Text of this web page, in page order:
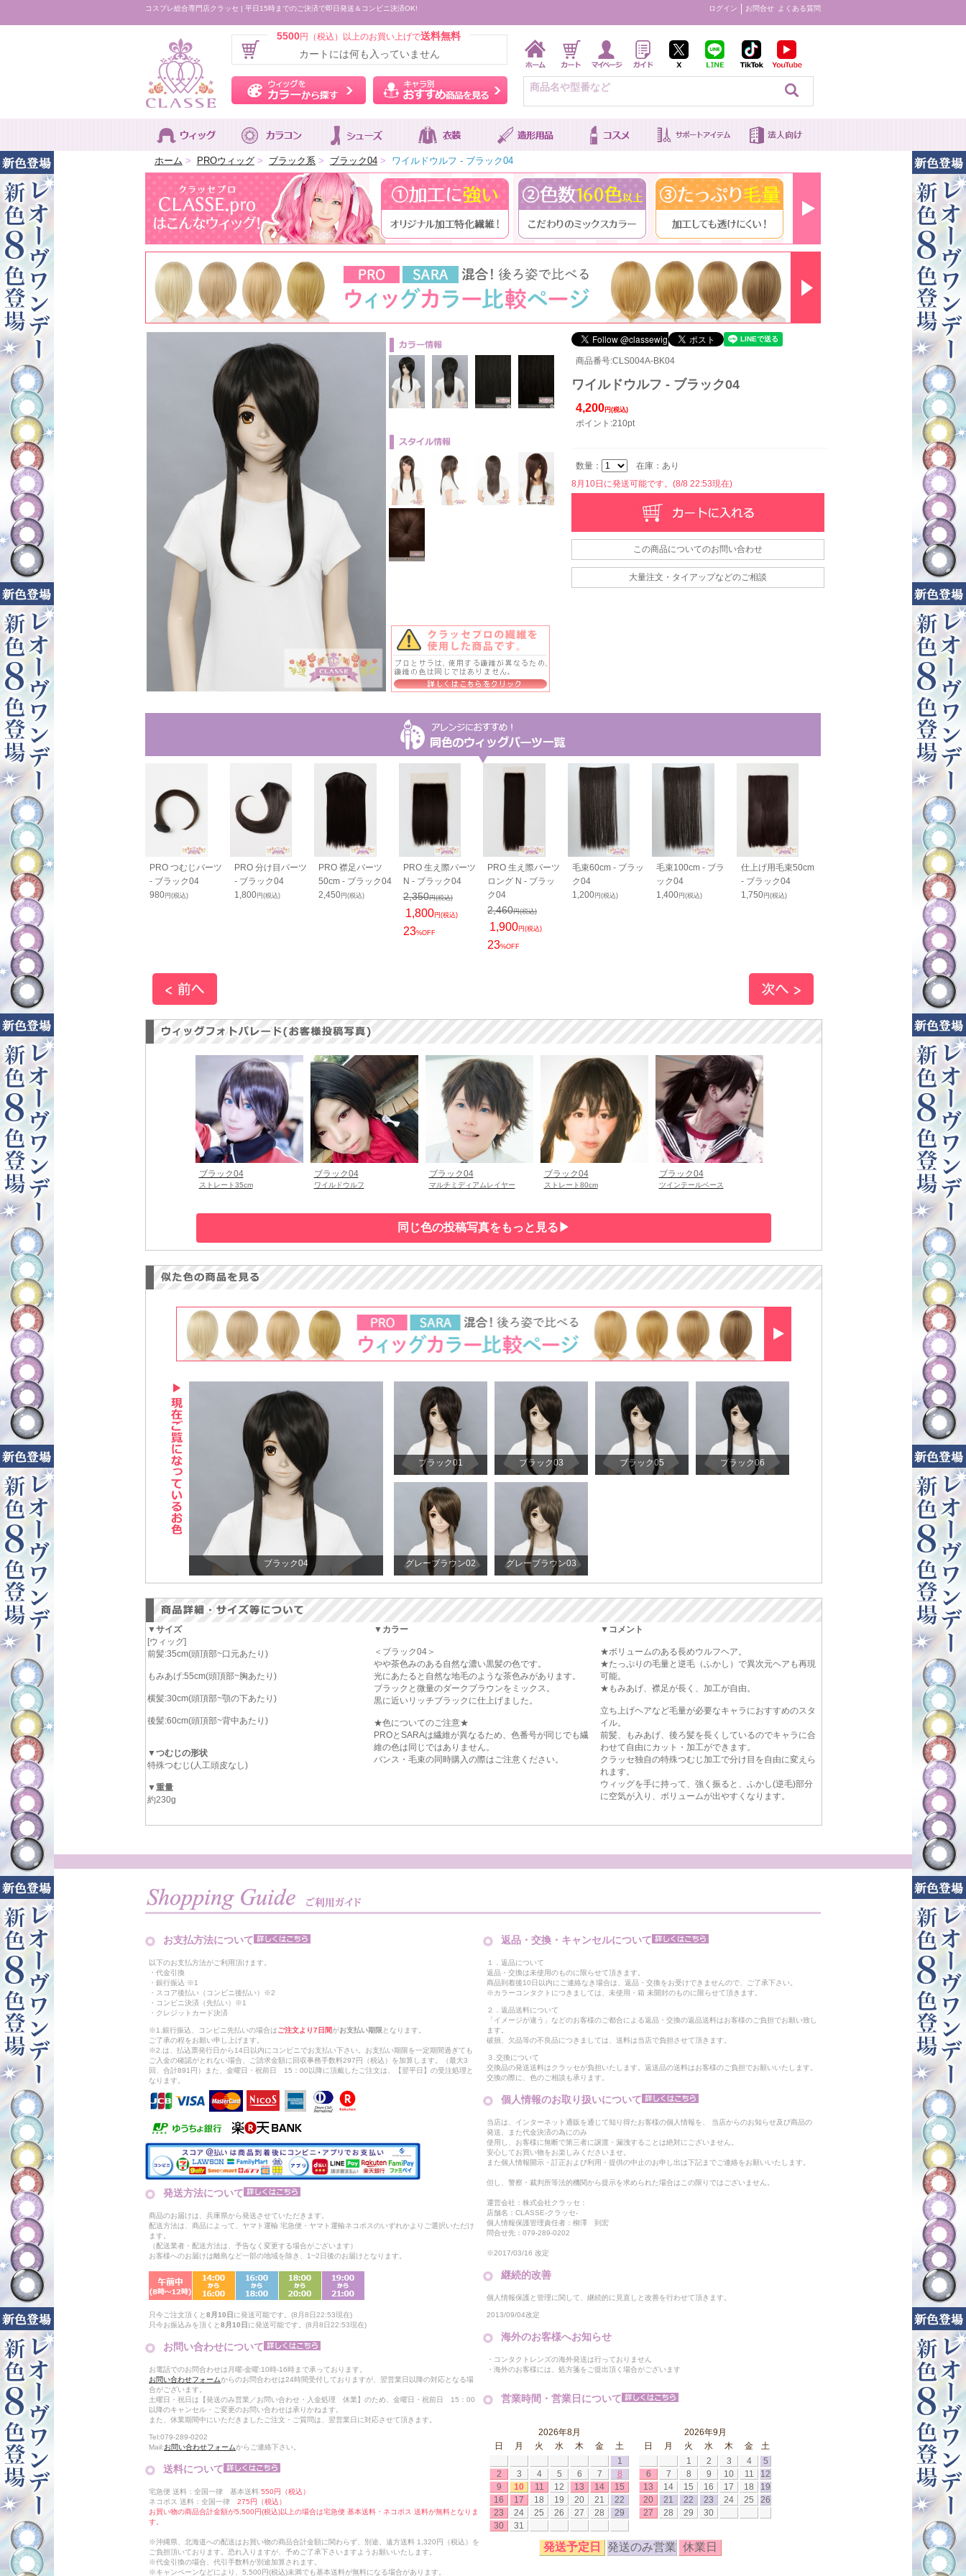
コスプレ総合専門店クラッセ | 平日15時までのご決済で即日発送＆コンビニ決済OK! ログイン お問合せ よくある質問
5500円（税込）以上のお買い上げで送料無料
カートには何も入っていません
ウィッグをカラーから探す キャラ別おすすめ商品を見る
ホーム > PROウィッグ > ブラック系 > ブラック04 > ワイルドウルフ - ブラック04
商品番号:CLS004A-BK04
ワイルドウルフ - ブラック04
4,200 円(税込)
ポイント:210pt
数量：
在庫：あり
8月10日に発送可能です。(8/8 22:53現在)
この商品についてのお問い合わせ
大量注文・タイアップなどのご相談
バンス80cm
ック04
円(税込)
PRO つむじパーツ
- ブラック04
980円(税込)
PRO 分け目パーツ
- ブラック04
1,800円(税込)
PRO 襟足パーツ
50cm - ブラック04
2,450円(税込)
PRO 生え際パーツ
N - ブラック04
2,350円(税込)
1,800円(税込)
23%OFF
PRO 生え際パーツ
ロング N - ブラッ
ク04
2,460円(税込)
1,900円(税込)
23%OFF
毛束60cm - ブラッ
ク04
1,200円(税込)
毛束100cm - ブラ
ック04
1,400円(税込)
仕上げ用毛束50cm
- ブラック04
1,750円(税込)
バンス40cm -
ック04
1,800円(税込)
ブラック04
ストレート35cm
ブラック04
ワイルドウルフ
ブラック04
マルチミディアムレイヤー
ブラック04
ストレート80cm
ブラック04
ツインテールベース
ブラック04
ブラック01 ブラック03 ブラック05 ブラック06
グレーブラウン02 グレーブラウン03
▼サイズ
[ウィッグ]
前髪:35cm(頭頂部~口元あたり)
もみあげ:55cm(頭頂部~胸あたり)
横髪:30cm(頭頂部~顎の下あたり)
後髪:60cm(頭頂部~背中あたり)
▼つむじの形状
特殊つむじ(人工頭皮なし)
▼重量
約230g
▼カラー
＜ブラック04＞
やや茶色みのある自然な濃い黒髪の色です。
光にあたると自然な地毛のような茶色みがあります。
ブラックと微量のダークブラウンをミックス。
黒に近いリッチブラックに仕上げました。
★色についてのご注意★
PROとSARAは繊維が異なるため、色番号が同じでも繊
維の色は同じではありません。
バンス・毛束の同時購入の際はご注意ください。
▼コメント
★ボリュームのある長めウルフヘア。
★たっぷりの毛量と逆毛（ふかし）で異次元ヘアも再現
可能。
★もみあげ、襟足が長く、加工が自由。
立ち上げヘアなど毛量が必要なキャラにおすすめのスタ
イル。
前髪、もみあげ、後ろ髪を長くしているのでキャラに合
わせて自由にカット・加工ができます。
クラッセ独自の特殊つむじ加工で分け目を自由に変えら
れます。
ウィッグを手に持って、強く振ると、ふかし(逆毛)部分
に空気が入り、ボリュームが出やすくなります。
お支払方法について
以下のお支払方法がご利用頂けます。
・代金引換
・銀行振込 ※1
・スコア後払い（コンビニ後払い）※2
・コンビニ決済（先払い）※1
・クレジットカード決済
※1.銀行振込、コンビニ先払いの場合はご注文より7日間がお支払い期限 となります。
ご了承の程をお願い申し上げます。
※2.は、払込票発行日から14日以内にコンビニでお支払い下さい。お支払い期限を一定期間過ぎても
ご入金の確認がとれない場合、ご請求金額に回収事務手数料297円（税込）を加算します。（最大3
回、合計891円）また、金曜日・祝前日 15：00以降に頂戴したご注文は、【翌平日】の受注処理と
なります。
発送方法について
商品のお届けは、兵庫県から発送させていただきます。
配送方法は、商品によって、ヤマト運輸 宅急便・ヤマト運輸ネコポスのいずれかよりご選択いただけ
ます。
（配送業者・配送方法は、予告なく変更する場合がございます）
お客様へのお届けは離島など一部の地域を除き、1~2日後のお届けとなります。
只今ご注文頂くと8月10日 に発送可能です。(8月8日22:53現在)
只今お振込みを頂くと8月10日 に発送可能です。(8月8日22:53現在)
お問い合わせについて
お電話でのお問合わせは月曜-金曜:10時-16時まで承っております。
お問い合わせフォームからのお問合わせは24時間受付しておりますが、翌営業日以降の対応となる場
合がございます。
土曜日・祝日は【発送のみ営業／お問い合わせ・入金処理 休業】のため、金曜日・祝前日 15：00
以降のキャンセル・ご変更のお問い合わせは承りかねます。
また、休業期間中にいただきましたご注文・ご質問は、翌営業日に対応させて頂きます。
Tel:079-289-0202
Mail:お問い合わせフォームからご連絡下さい。
送料について
宅急便 送料：全国一律 基本送料 550円（税込）
ネコポス 送料：全国一律 275円（税込）
お買い物の商品合計金額が5,500円(税込)以上の場合は宅急便 基本送料・ネコポス 送料が無料となりま
す。
※沖縄県、北海道への配送はお買い物の商品合計金額に関わらず、別途、遠方送料 1,320円（税込）を
ご負担頂いております。恐れ入りますが、予めご了承下さいますようお願いいたします。
※代金引換の場合、代引手数料が別途加算されます。
※キャンペーンなどにより、5,500円(税込)未満でも基本送料が無料になる場合があります。
返品・交換・キャンセルについて
１．返品について
返品・交換は未使用のものに限らせて頂きます。
商品到着後10日以内にご連絡なき場合は、返品・交換をお受けできませんので、ご了承下さい。
※カラーコンタクトにつきましては、未使用・箱 未開封のものに限らせて頂きます。
２．返品送料について
「イメージが違う」などのお客様のご都合による返品・交換の返品送料はお客様のご負担でお願い致し
ます。
破損、欠品等の不良品につきましては、送料は当店で負担させて頂きます。
３.交換について
交換品の発送送料はクラッセが負担いたします。返送品の送料はお客様のご負担でお願いいたします。
交換の際に、色のご相談も承ります。
個人情報のお取り扱いについて
当店は、インターネット通販を通じて知り得たお客様の個人情報を、 当店からのお知らせ及び商品の
発送、また代金決済の為にのみ
使用し、お客様に無断で第三者に譲渡・漏洩することは絶対にございません。
安心してお買い物をお楽しみくださいませ。
また個人情報開示・訂正および利用・提供の中止のお申し出は下記までご連絡をお願いいたします。
但し、警察・裁判所等法的機関から提示を求められた場合はこの限りではございません。
運営会社：株式会社クラッセ：
店舗名：CLASSE-クラッセ-
個人情報保護管理責任者：柳澤 到宏
問合せ先：079-289-0202
※2017/03/16 改定
継続的改善
個人情報保護と管理に関して、継続的に見直しと改善を行わせて頂きます。
2013/09/04改定
海外のお客様へお知らせ
・コンタクトレンズの海外発送は行っておりません
・海外のお客様には、処方箋をご提出頂く場合がございます
営業時間・営業日について
2026年8月
日
月 火 水 木 金
土
1
2
3 4 5 6 7
8
9
10 11 12 13 14
15
16
17 18 19 20 21
22
23
24 25 26 27 28
29
30
31
2026年9月
日
月 火 水 木 金
土
1
2 3 4
5
6
7 8 9 10 11
12
13
14 15 16 17 18
19
20
21 22 23 24 25
26
27
28 29 30
発送予定日 発送のみ営業 休業日